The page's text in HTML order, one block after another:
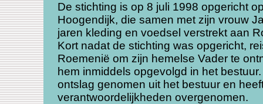
De stichting is op 8 juli 1998 opgericht
Hoogendijk, die samen met zijn vrouw
jaren kleding en voedsel verstrekt aan
Kort nadat de stichting was opgericht,
Roemenië om zijn hemelse Vader te
hem inmiddels opgevolgd in het
ontslag genomen uit het bestuur en
verantwoordelijkheden overgenomen.